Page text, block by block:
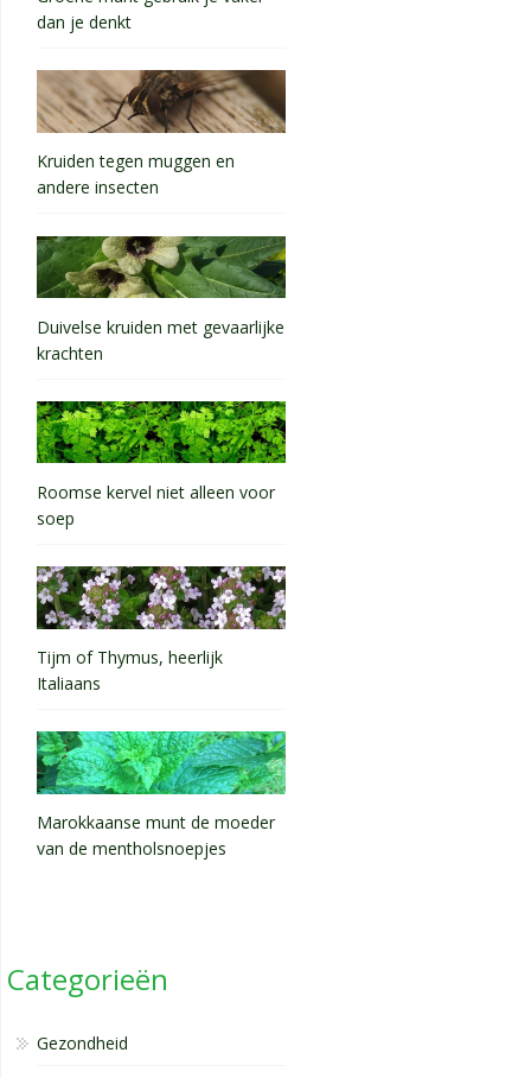
dan je denkt
Kruiden tegen muggen en
andere insecten
Duivelse kruiden met gevaarlijke
krachten
Roomse kervel niet alleen voor
soep
Tijm of Thymus, heerlijk
Italiaans
Marokkaanse munt de moeder
van de mentholsnoepjes
Categorieën
Gezondheid